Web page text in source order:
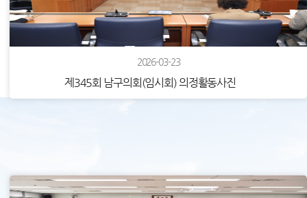
2026-03-23
제345회 남구의회(임시회) 의정활동사진